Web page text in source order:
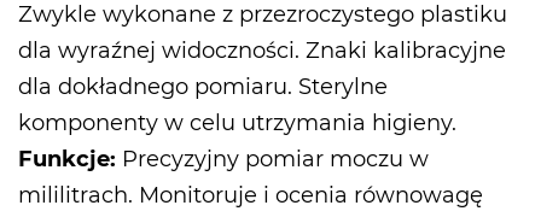
Zwykle wykonane z przezroczystego plastiku
dla wyraźnej widoczności. Znaki kalibracyjne
dla dokładnego pomiaru. Sterylne
komponenty w celu utrzymania higieny.
Funkcje: Precyzyjny pomiar moczu w
mililitrach. Monitoruje i ocenia równowagę